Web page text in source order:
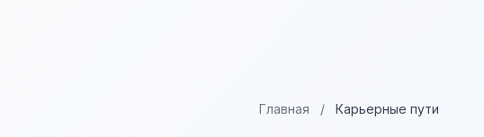
Главная / Карьерные пути